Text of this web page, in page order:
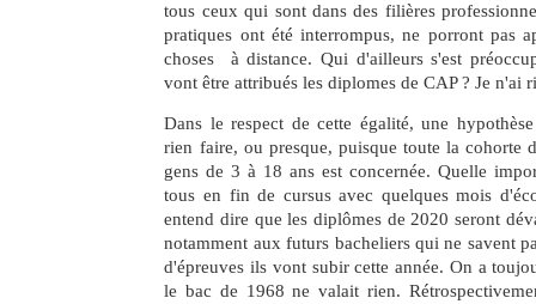
tous ceux qui sont dans des filières
pratiques ont été interrompus, ne porront pas
choses à distance. Qui d'ailleurs s'est
vont être attribués les diplomes de CAP ? Je n'ai
Dans le respect de cette égalité, une
rien faire, ou presque, puisque toute la cohorte
gens de 3 à 18 ans est concernée. Quelle
tous en fin de cursus avec quelques mois
entend dire que les diplômes de 2020 seront
notamment aux futurs bacheliers qui ne savent
d'épreuves ils vont subir cette année. On a
le bac de 1968 ne valait rien.